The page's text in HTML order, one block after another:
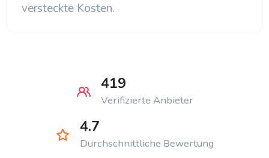
versteckte Kosten.
419
Verifizierte Anbieter
4.7
Durchschnittliche Bewertung